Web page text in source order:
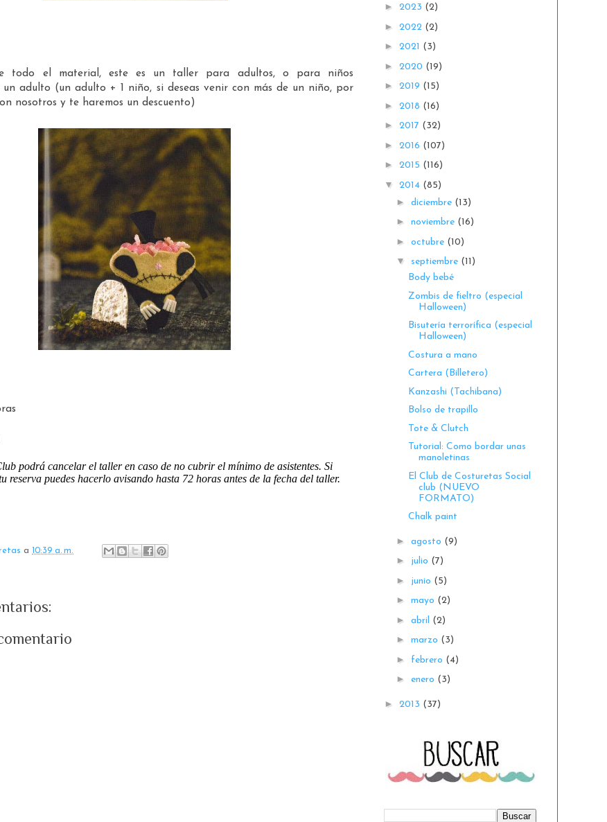
todo el material, este es un taller para adultos, o para niños
un adulto (un adulto + 1 niño, si deseas venir con más de un niño, por
nosotros y te haremos un descuento)
podrá cancelar el taller en caso de no cubrir el mínimo de asistentes. Si
reserva puedes hacerlo avisando hasta 72 horas antes de la fecha del taller.
a 10:39 a. m.
► 2023 (2)
► 2022 (2)
► 2021 (3)
► 2020 (19)
► 2019 (15)
► 2018 (16)
► 2017 (32)
► 2016 (107)
► 2015 (116)
▼ 2014 (85)
► diciembre (13)
► noviembre (16)
► octubre (10)
▼ septiembre (11)
Body bebé
Zombis de fieltro (especial
Halloween)
Bisutería terrorífica (especial
Halloween)
Costura a mano
Cartera (Billetero)
Kanzashi (Tachibana)
Bolso de trapillo
Tote & Clutch
Tutorial: Como bordar unas
manoletinas
El Club de Costuretas Social
club (NUEVO
FORMATO)
Chalk paint
► agosto (9)
► julio (7)
► junio (5)
► mayo (2)
► abril (2)
► marzo (3)
► febrero (4)
► enero (3)
► 2013 (37)